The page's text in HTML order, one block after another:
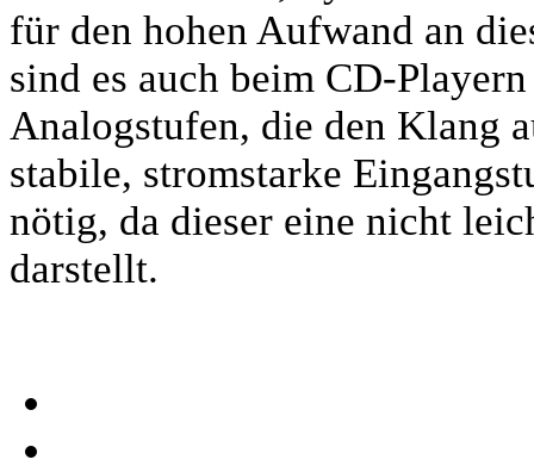
für den hohen Aufwand an
sind es auch beim CD-
Analogstufen, die den Klang
stabile, stromstarke
nötig, da dieser eine nicht
darstellt.